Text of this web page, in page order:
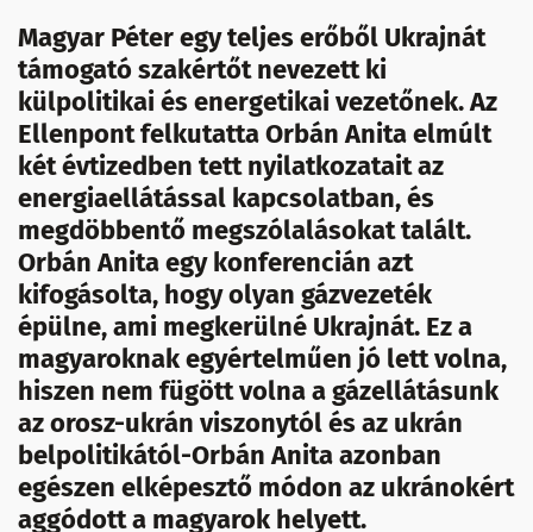
Magyar Péter egy teljes erőből Ukrajnát
támogató szakértőt nevezett ki
külpolitikai és energetikai vezetőnek. Az
Ellenpont felkutatta Orbán Anita elmúlt
két évtizedben tett nyilatkozatait az
energiaellátással kapcsolatban, és
megdöbbentő megszólalásokat talált.
Orbán Anita egy konferencián azt
kifogásolta, hogy olyan gázvezeték
épülne, ami megkerülné Ukrajnát. Ez a
magyaroknak egyértelműen jó lett volna,
hiszen nem fügött volna a gázellátásunk
az orosz-ukrán viszonytól és az ukrán
belpolitikától-Orbán Anita azonban
egészen elképesztő módon az ukránokért
aggódott a magyarok helyett.